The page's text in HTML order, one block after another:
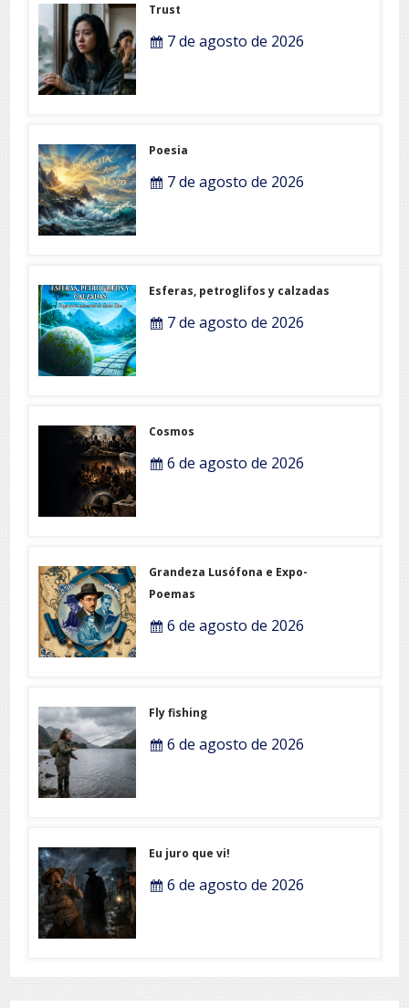
Trust
7 de agosto de 2026
Poesia
7 de agosto de 2026
Esferas, petroglifos y calzadas
7 de agosto de 2026
Cosmos
6 de agosto de 2026
Grandeza Lusófona e Expo-
Poemas
6 de agosto de 2026
Fly fishing
6 de agosto de 2026
Eu juro que vi!
6 de agosto de 2026